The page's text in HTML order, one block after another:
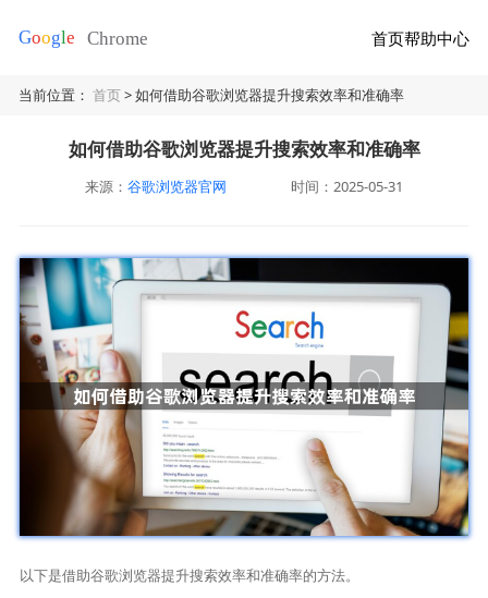
首页帮助中心
当前位置：首页> 如何借助谷歌浏览器提升搜索效率和准确率
如何借助谷歌浏览器提升搜索效率和准确率
来源： 谷歌浏览器官网 时间：2025-05-31
以下是借助谷歌浏览器提升搜索效率和准确率的方法。